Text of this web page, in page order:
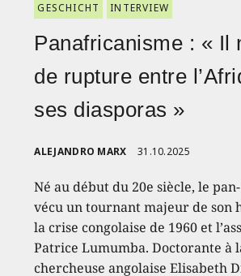
GESCHICHT INTERVIEW
Panafricanisme : « Il
de rupture entre
ses diasporas »
ALEJANDRO MARX 31.10.2025
Né au début du 20e siècle, le
vécu un tournant majeur de son
la crise congolaise de 1960 et
Patrice Lumumba. Doctorante à
chercheuse angolaise Elisabeth